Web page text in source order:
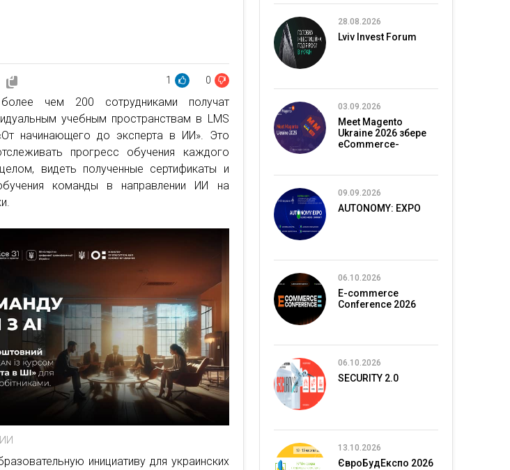
1 0
чем 200 сотрудниками получат
учебным пространствам в LMS
начинающего до эксперта в ИИ». Это
прогресс обучения каждого
видеть полученные сертификаты и
команды в направлении ИИ на
инициативу для украинских
28.08.2026
Lviv Invest Forum
03.09.2026
Meet Magento
Ukraine 2026 збере
eCommerce-
09.09.2026
AUTONOMY: EXPO
06.10.2026
E-commerce
Conference 2026
06.10.2026
SECURITY 2.0
13.10.2026
ЄвроБудЕкспо 2026